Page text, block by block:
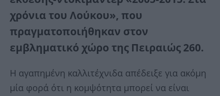
χρόνια του Λούκου», που
πραγματοποιήθηκαν στον
εμβληματικό χώρο της Πειραιώς 260.
Η αγαπημένη καλλιτέχνιδα απέδειξε για ακόμη
μία φορά ότι η κομψότητα μπορεί να είναι